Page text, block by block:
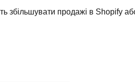
збільшувати продажі в Shopify